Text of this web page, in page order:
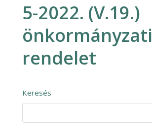
5-2022. (V.19.)
önkormányzati
rendelet
Keresés